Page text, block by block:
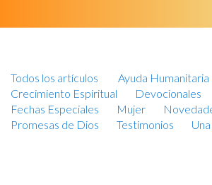
Todos los artículos Ayuda Humanitaria
Crecimiento Espiritual
Devocionales
Fechas Especiales
Mujer
Promesas de Dios
Testimonios